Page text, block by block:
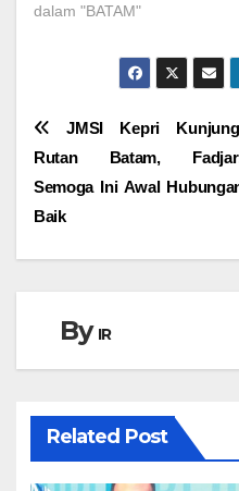
dalam "BATAM"
Navigasi
pos
JMSI Kepri
Rutan Batam,
Semoga Ini Awal
Baik
By IR
Related Post